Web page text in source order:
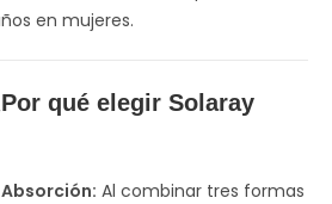
en mujeres.
qué elegir Solaray
Al combinar tres formas